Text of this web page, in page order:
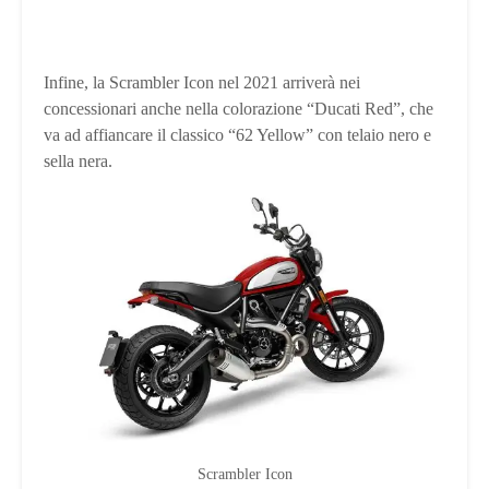
Infine, la Scrambler Icon nel 2021 arriverà nei
concessionari anche nella colorazione “Ducati Red”, che
va ad affiancare il classico “62 Yellow” con telaio nero e
sella nera.
Scrambler Icon